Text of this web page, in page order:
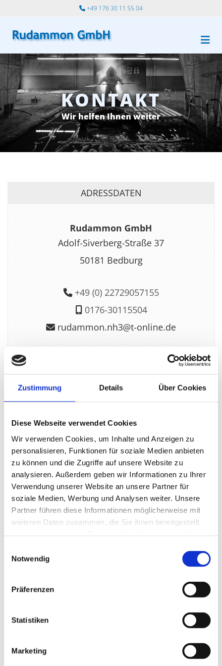
Zustimmung Details Über Cookies
Diese Webseite verwendet Cookies
Wir verwenden Cookies, um Inhalte und Anzeigen zu
personalisieren, Funktionen für soziale Medien anbieten
zu können und die Zugriffe auf unsere Website zu
analysieren. Außerdem geben wir Informationen zu Ihrer
Verwendung unserer Website an unsere Partner für
soziale Medien, Werbung und Analysen weiter. Unsere
Partner führen diese Informationen möglicherweise mit
weiteren Daten zusammen, die Sie ihnen bereitgestellt
Notwendig
Präferenzen
Statistiken
Marketing
Zum Inhalt springen +49 176 30 11 55 04
KONTAKT
Wir helfen Ihnen weiter
ADRESSDATEN
Ru­dam­mon GmbH
Adolf-Si­ve­r­berg-Stra­ße 37
50181 Bed­burg
 +49 (0) 22729057155
 0176-30115504
 ru­dam­mon.​nh3@​t-on­line.de
Schreiben Sie uns
genommen. Ich stimme einer elektronischen
Speicherung und Verarbeitung meiner eingegebenen